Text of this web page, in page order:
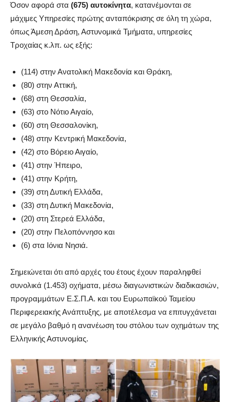
Όσον αφορά στα (675) αυτοκίνητα, κατανέμονται σε
μάχιμες Υπηρεσίες πρώτης ανταπόκρισης σε όλη τη χώρα,
όπως Άμεση Δράση, Αστυνομικά Τμήματα, υπηρεσίες
Τροχαίας κ.λπ. ως εξής:
(114) στην Ανατολική Μακεδονία και Θράκη,
(80) στην Αττική,
(68) στη Θεσσαλία,
(63) στο Νότιο Αιγαίο,
(60) στη Θεσσαλονίκη,
(48) στην Κεντρική Μακεδονία,
(42) στο Βόρειο Αιγαίο,
(41) στην Ήπειρο,
(41) στην Κρήτη,
(39) στη Δυτική Ελλάδα,
(33) στη Δυτική Μακεδονία,
(20) στη Στερεά Ελλάδα,
(20) στην Πελοπόννησο και
(6) στα Ιόνια Νησιά.
Σημειώνεται ότι από αρχές του έτους έχουν παραληφθεί
συνολικά (1.453) οχήματα, μέσω διαγωνιστικών διαδικασιών,
προγραμμάτων Ε.Σ.Π.Α. και του Ευρωπαϊκού Ταμείου
Περιφερειακής Ανάπτυξης, με αποτέλεσμα να επιτυγχάνεται
σε μεγάλο βαθμό η ανανέωση του στόλου των οχημάτων της
Ελληνικής Αστυνομίας.